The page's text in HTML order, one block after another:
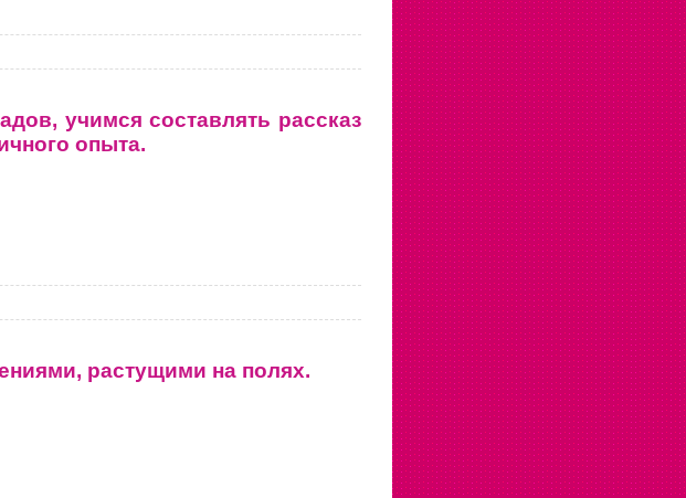
учимся составлять рассказ
опыта.
растущими на полях.